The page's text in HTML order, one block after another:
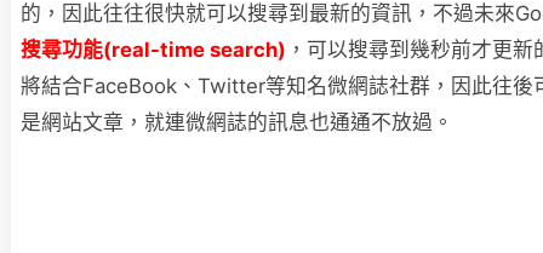
的，因此往往很快就可以搜尋到最新的資訊，不過未來
搜尋功能(real-time search) ，可以搜尋到幾秒前才更
將結合FaceBook、Twitter等知名微網誌社群，因此往後
是網站文章，就連微網誌的訊息也通通不放過。